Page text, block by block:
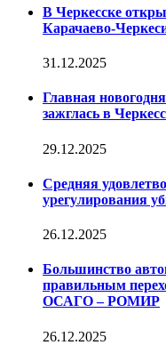
В Черкесске
Карачаево-
31.12.2025
Главная
зажглась в
29.12.2025
Средняя
урегулирования
26.12.2025
Большинство
правильным
ОСАГО – РОМИР
26.12.2025